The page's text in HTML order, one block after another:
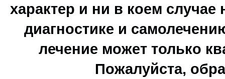
характер и ни в коем
диагностике и
лечение может только
Пожалуйста,